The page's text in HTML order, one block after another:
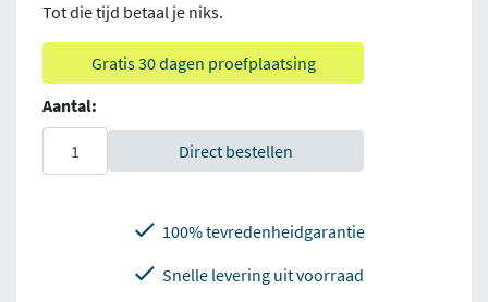
Tot die tijd betaal je niks.
Gratis 30 dagen proefplaatsing
Aantal:
Direct bestellen
100% tevredenheidgarantie
Snelle levering uit voorraad